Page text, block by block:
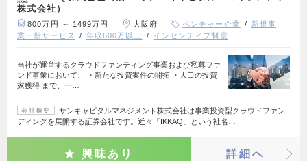
株式会社）
800万円 ～ 1499万円 大阪府 ベンチャー企業
新規事
業・新サービス
年収600万以上 インセンティブ制度
当社が運営するクラウドファンディング事業および私募ファ
ンド事業において、 ・新たな投資案件の開拓 ・大口の投資
家獲得 まで、一…
会社概要
サンキャピタルマネジメント株式会社は事業投資型クラウドファン
ディングを展開する証券会社です。近々「IKKAQ」という社名…
興味あり 詳細へ